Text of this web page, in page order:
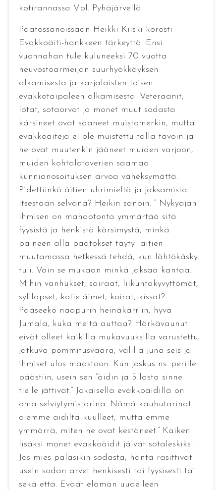
kotirannassa Vpl. Pyhäjärvellä.
Päätössanoissaan Heikki Kiiski korosti
Evakkoäiti-hankkeen tärkeyttä. Ensi
vuonnahan tule kuluneeksi 70 vuotta
neuvostoarmeijan suurhyökkäyksen
alkamisesta ja karjalaisten toisen
evakkotaipaleen alkamisesta. Veteraanit,
lotat, sotaorvot ja monet muut sodasta
kärsineet ovat saaneet muistomerkin, mutta
evakkoäitejä ei ole muistettu tällä tavoin ja
he ovat muutenkin jääneet muiden varjoon,
muiden kohtalotoverien saamaa
kunnianosoituksen arvoa väheksymättä.
Pidettiinkö äitien uhrimieltä ja jaksamista
itsestään selvänä? Heikin sanoin: ” Nykyajan
ihmisen on mahdotonta ymmärtää sitä
fyysistä ja henkistä kärsimystä, minkä
paineen alla päätökset täytyi äitien
muutamassa hetkessä tehdä, kun lähtökäsky
tuli. Vain se mukaan minkä jaksaa kantaa.
Mihin vanhukset, sairaat, liikuntakyvyttömät,
sylilapset, kotieläimet, koirat, kissat?
Pääseekö naapurin heinäkärriin, hyvä
Jumala, kuka meitä auttaa? Härkävaunut
eivät olleet kaikilla mukavuuksilla varustettu,
jatkuva pommitusvaara, välillä juna seis ja
ihmiset ulos maastoon. Kun joskus ns. perille
päästiin, usein sen ”äidin ja 5 lasta sinne
tielle jättivät.” Jokaisella evakkoäidillä on
oma selviytymistarina. Nämä kauhutarinat
olemme äidiltä kuulleet, mutta emme
ymmärrä, miten he ovat kestäneet.” Kaiken
lisäksi monet evakkoäidit jäivät sotaleskiksi.
Jos mies palasikin sodasta, häntä rasittivat
usein sodan arvet henkisesti tai fyysisesti tai
sekä että. Eväät elämän uudelleen